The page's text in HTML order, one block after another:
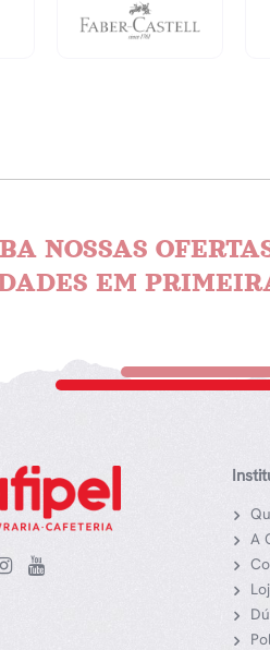
NOSSAS
EM
A